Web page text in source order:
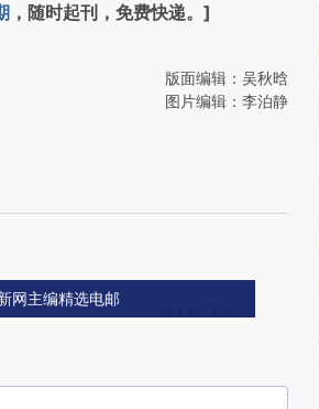
，随时起刊，免费快递。]
版面编辑：吴秋晗
图片编辑：李泊静
网主编精选电邮